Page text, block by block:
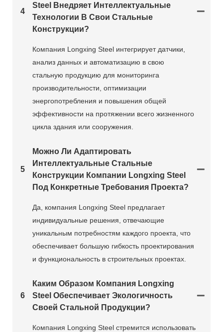
4
Steel Внедряет Интеллектуальные
Технологии В Свои Стальные
Конструкции?
Компания Longxing Steel интегрирует датчики,
анализ данных и автоматизацию в свою
стальную продукцию для мониторинга
производительности, оптимизации
энергопотребления и повышения общей
эффективности на протяжении всего жизненного
цикла здания или сооружения.
5
Можно Ли Адаптировать
Интеллектуальные Стальные
Конструкции Компании Longxing Steel
Под Конкретные Требования Проекта?
Да, компания Longxing Steel предлагает
индивидуальные решения, отвечающие
уникальным потребностям каждого проекта, что
обеспечивает большую гибкость проектирования
и функциональность в строительных проектах.
6
Каким Образом Компания Longxing
Steel Обеспечивает Экологичность
Своей Стальной Продукции?
Компания Longxing Steel стремится использовать